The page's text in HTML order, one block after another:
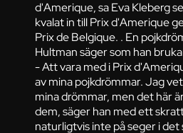
d'Amerique, sa Eva Kleberg
kvalat in till Prix d'Amerique
Prix de Belgique. . En
Hultman säger som han
- Att vara med i Prix
av mina pojkdrömmar. Jag
mina drömmar, men det här
dem, säger han med ett
naturligtvis inte på seger i